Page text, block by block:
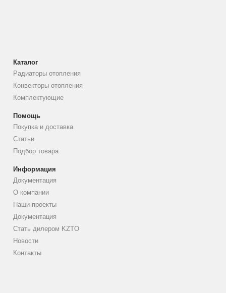
Каталог
Радиаторы отопления
Конвекторы отопления
Комплектующие
Помощь
Покупка и доставка
Статьи
Подбор товара
Информация
Документация
О компании
Наши проекты
Документация
Стать дилером KZTO
Новости
Контакты